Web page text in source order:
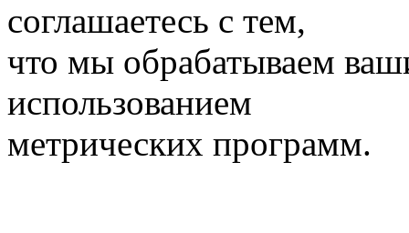
соглашаетесь с тем,
что мы обрабатываем
использованием
метрических программ.